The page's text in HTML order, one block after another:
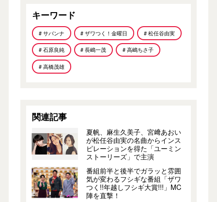
キーワード
# サバンナ # ザワつく！金曜日 # 松任谷由実
# 石原良純 # 長嶋一茂 # 高嶋ちさ子
# 高橋茂雄
関連記事
夏帆、麻生久美子、宮﨑あおい
が松任谷由実の名曲からインス
ピレーションを得た「ユーミン
ストーリーズ」で主演
番組前半と後半でガラッと雰囲
気が変わるフシギな番組「ザワ
つく!!年越しフシギ大賞!!!」MC
陣を直撃！